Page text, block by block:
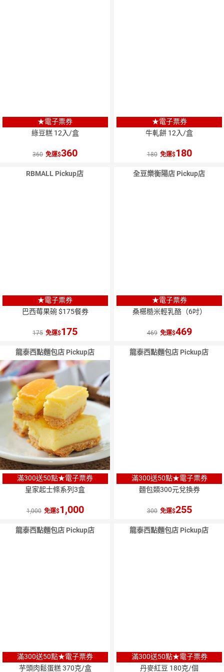
★電子票券
綠豆糕 12入/盒
360 免運 360
★電子票券
牛軋餅 12入/盒
180 免運 180
RBMALL Pickup店
★電子票券
巴西莓果碗 $175餐券
175 免運 175
全豆樂衡陽店 Pickup店
★電子票券
桑椹糙米輕乳酪（6吋）
469 免運 469
龍泰西點麵包店 Pickup店
滿300送50點★電子票券
皇家起士條系列3盒
1,000 免運 1,000
龍泰西點麵包店 Pickup店
滿300送50點★電子票券
麵包類300元兌換券
300 免運 255
龍泰西點麵包店 Pickup店
滿300送50點★電子票券
芋頭肉鬆蛋糕 370克/盒
龍泰西點麵包店 Pickup店
滿300送50點★電子票券
丹麥紅豆 180克/個